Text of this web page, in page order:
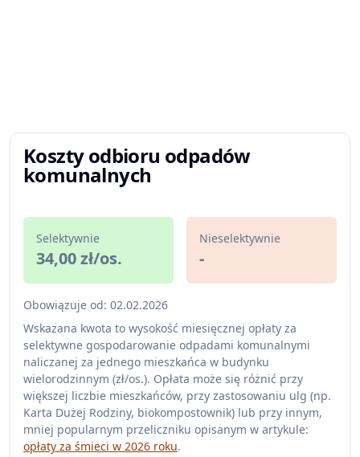
Koszty odbioru odpadów
komunalnych
Selektywnie
34,00 zł/os.
Nieselektywnie
-
Obowiązuje od: 02.02.2026
Wskazana kwota to wysokość miesięcznej opłaty za
selektywne gospodarowanie odpadami komunalnymi
naliczanej za jednego mieszkańca w budynku
wielorodzinnym (zł/os.). Opłata może się różnić przy
większej liczbie mieszkańców, przy zastosowaniu ulg (np.
Karta Dużej Rodziny, biokompostownik) lub przy innym,
mniej popularnym przeliczniku opisanym w artykule:
opłaty za śmieci w 2026 roku.